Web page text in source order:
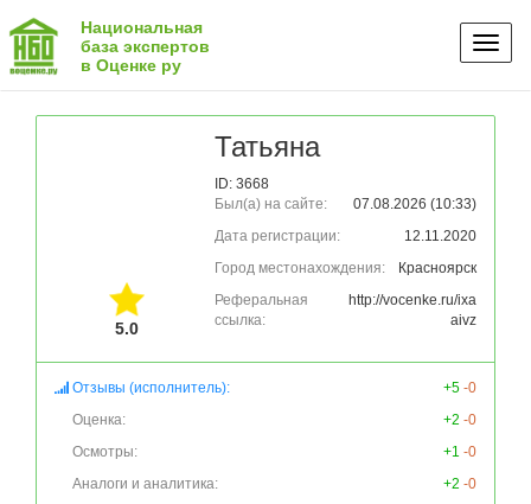
Национальная
база экспертов
в Оценке ру
5.0
Татьяна
ID: 3668
Был(а) на сайте:
07.08.2026 (10:33)
Дата регистрации:
12.11.2020
Город местонахождения:
Красноярск
Реферальная
ссылка:
http://vocenke.ru/ixa
aivz
Отзывы (исполнитель): +5 -0
Оценка:
+2 -0
Осмотры:
+1 -0
Аналоги и аналитика:
+2 -0